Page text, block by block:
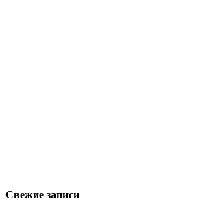
Свежие записи